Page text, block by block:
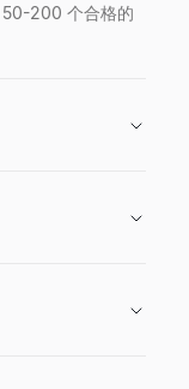
50-200 个合格的